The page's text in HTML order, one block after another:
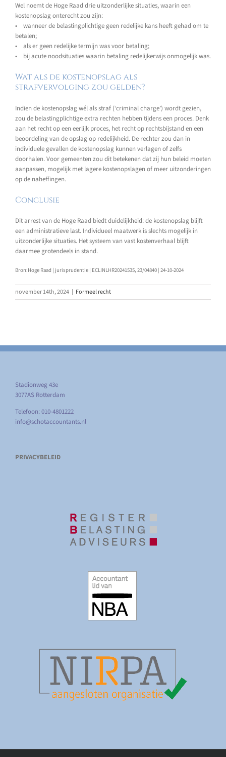
Wel noemt de Hoge Raad drie uitzonderlijke situaties, waarin een
kostenopslag onterecht zou zijn:
• wanneer de belastingplichtige geen redelijke kans heeft gehad om te
betalen;
• als er geen redelijke termijn was voor betaling;
• bij acute noodsituaties waarin betaling redelijkerwijs onmogelijk was.
Wat als de kostenopslag als
strafvervolging zou gelden?
Indien de kostenopslag wél als straf (‘criminal charge’) wordt gezien,
zou de belastingplichtige extra rechten hebben tijdens een proces. Denk
aan het recht op een eerlijk proces, het recht op rechtsbijstand en een
beoordeling van de opslag op redelijkheid. De rechter zou dan in
individuele gevallen de kostenopslag kunnen verlagen of zelfs
doorhalen. Voor gemeenten zou dit betekenen dat zij hun beleid moeten
aanpassen, mogelijk met lagere kostenopslagen of meer uitzonderingen
op de naheffingen.
Conclusie
Dit arrest van de Hoge Raad biedt duidelijkheid: de kostenopslag blijft
een administratieve last. Individueel maatwerk is slechts mogelijk in
uitzonderlijke situaties. Het systeem van vast kostenverhaal blijft
daarmee grotendeels in stand.
Bron:Hoge Raad | jurisprudentie | ECLINLHR20241535, 23/04840 | 24-10-2024
november 14th, 2024 | Formeel recht
Stadionweg 43e
3077AS Rotterdam
Telefoon: 010-4801222
info@schotaccountants.nl
PRIVACYBELEID